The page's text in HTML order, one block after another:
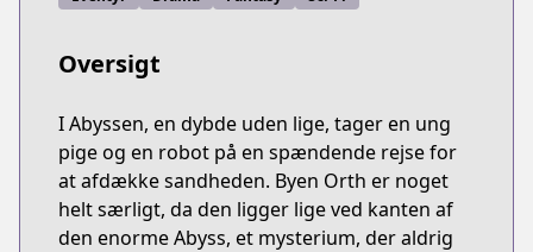
Oversigt
I Abyssen, en dybde uden lige, tager en ung
pige og en robot på en spændende rejse for
at afdække sandheden. Byen Orth er noget
helt særligt, da den ligger lige ved kanten af
den enorme Abyss, et mysterium, der aldrig